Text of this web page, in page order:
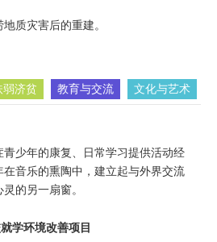
质灾害后的重建。
弱济贫 教育与交流 文化与艺术
少年的康复、日常学习提供活动经
音乐的熏陶中，建立起与外界交流
的另一扇窗。
学环境改善项目